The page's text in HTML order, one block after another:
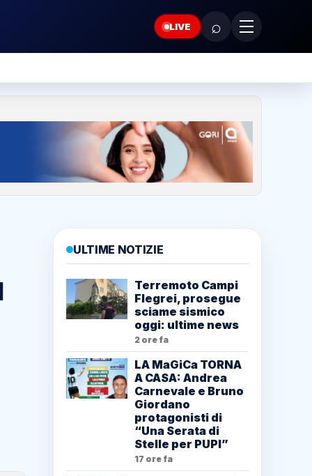
LIVE ⌕
ULTIME NOTIZIE
Terremoto Campi
Flegrei, prosegue
sciame sismico
oggi: ultime news
2 ore fa
LA MaGiCa TORNA
A CASA: Andrea
Carnevale e Bruno
Giordano
protagonisti di
“Una Serata di
Stelle per PUPI”
17 ore fa